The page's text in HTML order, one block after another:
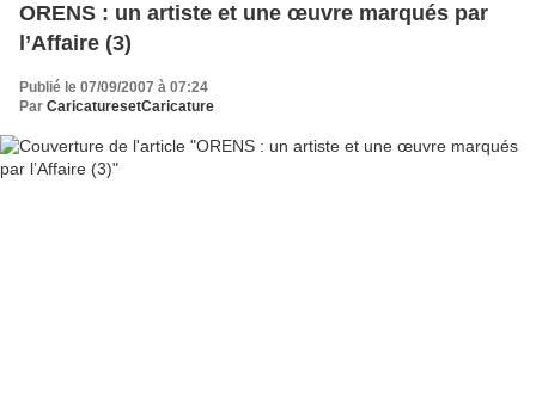
ORENS : un artiste et une œuvre marqués par
l’Affaire (3)
Publié le 07/09/2007 à 07:24
Par CaricaturesetCaricature